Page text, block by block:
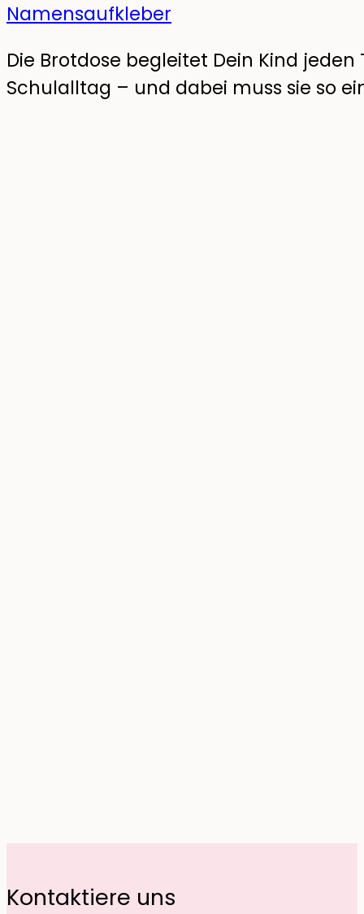
Namensaufkleber
Die Brotdose begleitet Dein Kind
Schulalltag – und dabei muss sie so
Kontaktiere uns